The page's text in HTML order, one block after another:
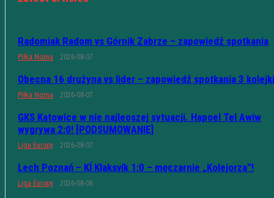
Radomiak Radom vs Górnik Zabrze – zapowiedź spotkania
Piłka Nożna 2026-08-07
Obecna 16 drużyna vs lider – zapowiedź spotkania 3 kolejki
Piłka Nożna 2026-08-07
GKS Katowice w nie najleoszej sytuacji. Hapoel Tel Awiw
wygrywa 2:0! [PODSUMOWANIE]
Liga Europy 2026-08-07
Lech Poznań – KÍ Klaksvík 1:0 – męczarnie „Kolejorza”!
Liga Europy 2026-08-06